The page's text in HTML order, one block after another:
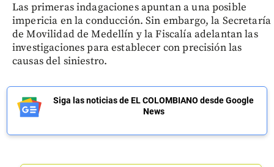
Las primeras indagaciones apuntan a una posible
impericia en la conducción. Sin embargo, la Secretaría
de Movilidad de Medellín y la Fiscalía adelantan las
investigaciones para establecer con precisión las
causas del siniestro.
Siga las noticias de EL COLOMBIANO desde Google
News